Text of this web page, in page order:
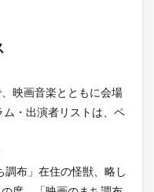
映画音楽とともに会場
・出演者リストは、ペ
布」在住の怪獣、略し